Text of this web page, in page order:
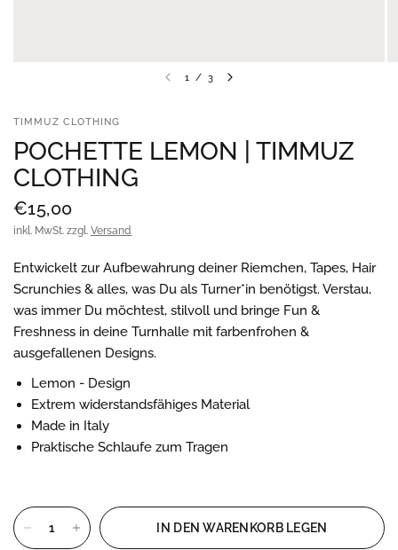
1 / 3
TIMMUZ CLOTHING
POCHETTE LEMON | TIMMUZ
CLOTHING
€15,00
inkl. MwSt. zzgl. Versand
Entwickelt zur Aufbewahrung deiner Riemchen, Tapes, Hair
Scrunchies & alles, was Du als Turner*in benötigst. Verstau,
was immer Du möchtest, stilvoll und bringe Fun &
Freshness in deine Turnhalle mit farbenfrohen &
ausgefallenen Designs.
Lemon - Design
Extrem widerstandsfähiges Material
Made in Italy
Praktische Schlaufe zum Tragen
IN DEN WARENKORB LEGEN